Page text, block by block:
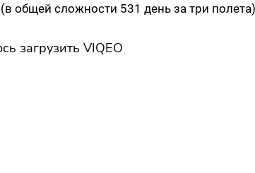
общей сложности 531 день за три
загрузить VIQEO